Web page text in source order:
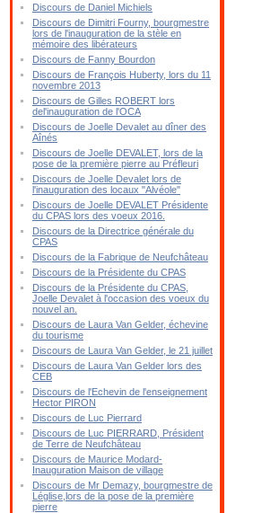
Discours de Daniel Michiels
Discours de Dimitri Fourny, bourgmestre
lors de l'inauguration de la stèle en
mémoire des libérateurs
Discours de Fanny Bourdon
Discours de François Huberty, lors du 11
novembre 2013
Discours de Gilles ROBERT lors
del'inauguration de l'OCA
Discours de Joelle Devalet au dîner des
Aînés
Discours de Joelle DEVALET, lors de la
pose de la première pierre au Préfleuri
Discours de Joelle Devalet lors de
l'inauguration des locaux "Alvéole"
Discours de Joelle DEVALET Présidente
du CPAS lors des voeux 2016.
Discours de la Directrice générale du
CPAS
Discours de la Fabrique de Neufchâteau
Discours de la Présidente du CPAS
Discours de la Présidente du CPAS,
Joelle Devalet à l'occasion des voeux du
nouvel an.
Discours de Laura Van Gelder, échevine
du tourisme
Discours de Laura Van Gelder, le 21 juillet
Discours de Laura Van Gelder lors des
CEB
Discours de l'Echevin de l'enseignement
Hector PIRON
Discours de Luc Pierrard
Discours de Luc PIERRARD, Président
de Terre de Neufchâteau
Discours de Maurice Modard-
Inauguration Maison de village
Discours de Mr Demazy, bourgmestre de
Léglise,lors de la pose de la première
pierre